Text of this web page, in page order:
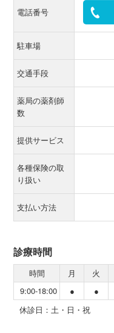
電話番号
駐車場
交通手段
薬局の薬剤師
数
提供サービス
各種保険の取
り扱い
支払い方法
診療時間
時間 月 火
9:00‐18:00
● ●
休診日：土・日・祝